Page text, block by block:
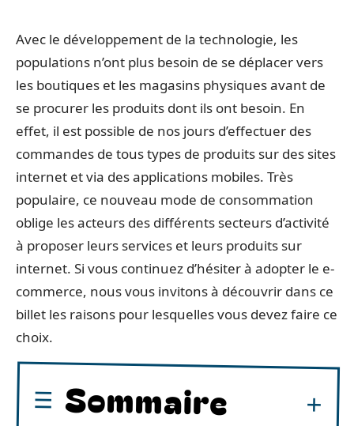
Avec le développement de la technologie, les
populations n’ont plus besoin de se déplacer vers
les boutiques et les magasins physiques avant de
se procurer les produits dont ils ont besoin. En
effet, il est possible de nos jours d’effectuer des
commandes de tous types de produits sur des sites
internet et via des applications mobiles. Très
populaire, ce nouveau mode de consommation
oblige les acteurs des différents secteurs d’activité
à proposer leurs services et leurs produits sur
internet. Si vous continuez d’hésiter à adopter le e-
commerce, nous vous invitons à découvrir dans ce
billet les raisons pour lesquelles vous devez faire ce
choix.
Sommaire